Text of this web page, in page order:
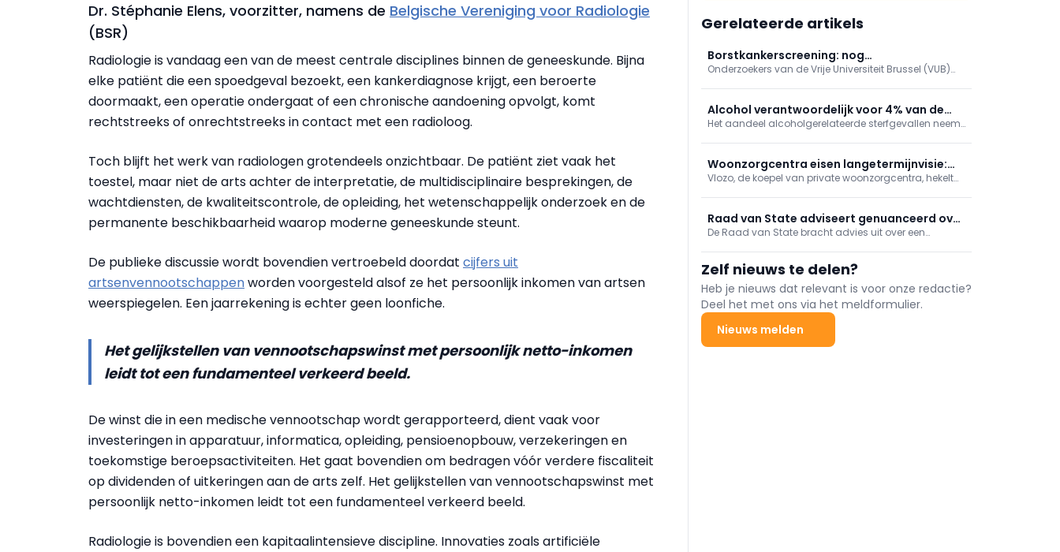
Dr. Stéphanie Elens, voorzitter, namens de Belgische Vereniging voor Radiologie
(BSR)
Radiologie is vandaag een van de meest centrale disciplines binnen de geneeskunde. Bijna
elke patiënt die een spoedgeval bezoekt, een kankerdiagnose krijgt, een beroerte
doormaakt, een operatie ondergaat of een chronische aandoening opvolgt, komt
rechtstreeks of onrechtstreeks in contact met een radioloog.
Toch blijft het werk van radiologen grotendeels onzichtbaar. De patiënt ziet vaak het
toestel, maar niet de arts achter de interpretatie, de multidisciplinaire besprekingen, de
wachtdiensten, de kwaliteitscontrole, de opleiding, het wetenschappelijk onderzoek en de
permanente beschikbaarheid waarop moderne geneeskunde steunt.
De publieke discussie wordt bovendien vertroebeld doordat cijfers uit
artsenvennootschappenworden voorgesteld alsof ze het persoonlijk inkomen van artsen
weerspiegelen. Een jaarrekening is echter geen loonfiche.
Het gelijkstellen van vennootschapswinst met persoonlijk netto-inkomen
leidt tot een fundamenteel verkeerd beeld.
De winst die in een medische vennootschap wordt gerapporteerd, dient vaak voor
investeringen in apparatuur, informatica, opleiding, pensioenopbouw, verzekeringen en
toekomstige beroepsactiviteiten. Het gaat bovendien om bedragen vóór verdere fiscaliteit
op dividenden of uitkeringen aan de arts zelf. Het gelijkstellen van vennootschapswinst met
persoonlijk netto-inkomen leidt tot een fundamenteel verkeerd beeld.
Radiologie is bovendien een kapitaalintensieve discipline. Innovaties zoals artificiële
Gerelateerde artikels
Borstkankerscreening: nog
betrouwbaardere simulatiemodellen
Onderzoekers van de Vrije Universiteit Brussel (VUB)
grondslag liggen aan programma’s voor
borstkankerscreening.
Alcohol verantwoordelijk voor 4% van de
sterfgevallen in België
Het aandeel alcoholgerelateerde sterfgevallen neemt
cijfers van Sciensano.
Woonzorgcentra eisen langetermijnvisie:
"Airco alleen bereidt ons niet voor op
toekomst"
Vlozo, de koepel van private woonzorgcentra, hekelt
met de Franstalige tegenhanger Femarbel voor een
modernisering van de erkennings- en
Raad van State adviseert genuanceerd over
wetsvoorstel taalbeheersing
gezondheidszorgbeoefenaars
De Raad van State bracht advies uit over een
werkgebied aan te tonen.
Zelf nieuws te delen?
Heb je nieuws dat relevant is voor onze redactie?
Deel het met ons via het meldformulier.
Nieuws melden